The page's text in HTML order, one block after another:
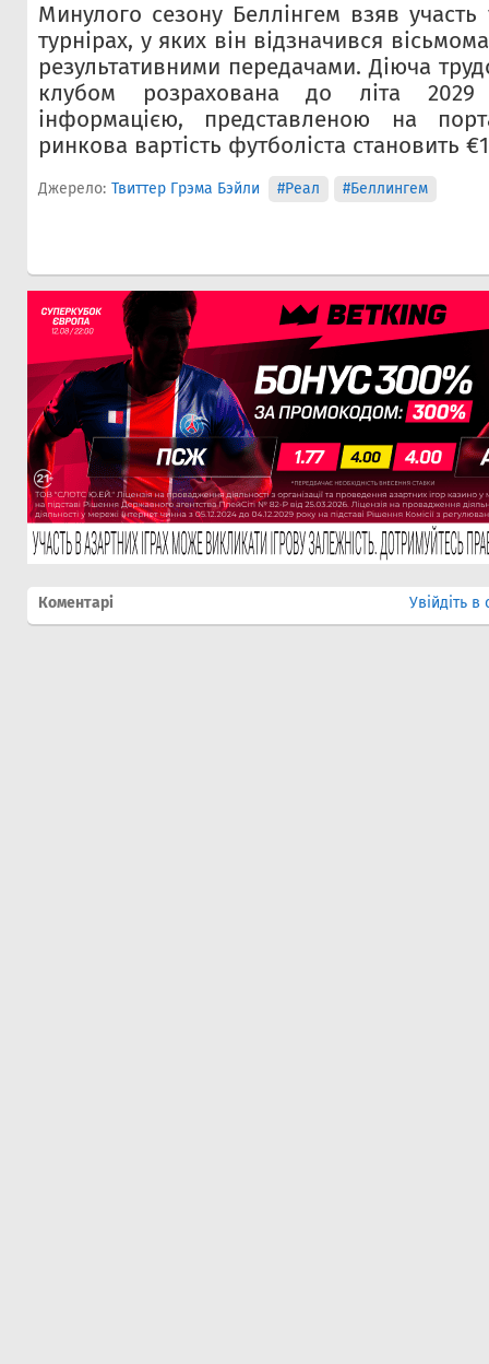
Минулого сезону Беллінгем взяв
турнірах, у яких він відзначився
результативними передачами. Діюча
клубом розрахована до літа
інформацією, представленою на
ринкова вартість футболіста становить
Джерело: Твиттер Грэма Бэйли #Реал #Беллингем
Коментарі Увійдіть в